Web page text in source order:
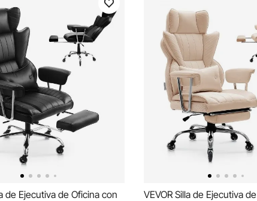
de Ejecutiva de Oficina con
VEVOR Silla de Ejecutiva